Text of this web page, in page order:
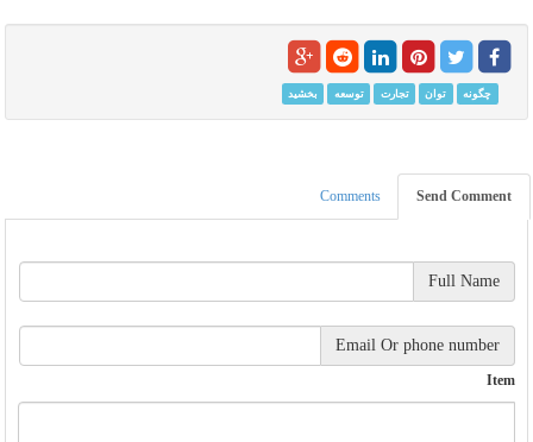
چگونه توان تجارت توسعه بخشید
Send Comment
Comments
Full Name
Email Or phone number
Item